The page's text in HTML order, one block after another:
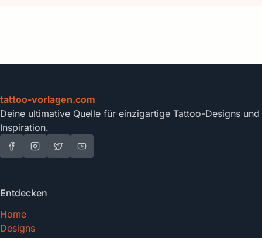
tattoo-vorlagen.com
Deine ultimative Quelle für einzigartige Tattoo-Designs und
Inspiration.
Entdecken
Home
Designs